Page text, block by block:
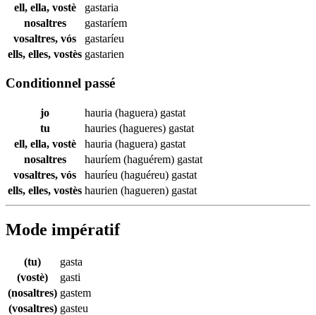
ell, ella, vostè
gastaria
nosaltres
gastaríem
vosaltres, vós
gastaríeu
ells, elles, vostès gastarien
Conditionnel passé
jo hauria (haguera) gastat
tu
hauries (hagueres) gastat
ell, ella, vostè
hauria (haguera) gastat
nosaltres
hauríem (haguérem) gastat
vosaltres, vós
hauríeu (haguéreu) gastat
ells, elles, vostès haurien (hagueren) gastat
Mode impératif
(tu)
gasta
(vostè)
gasti
(nosaltres) gastem
(vosaltres) gasteu